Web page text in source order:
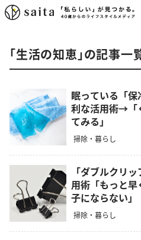
「生活の知恵」の記事一
眠っている「
利な活用術→「
てみる」
掃除・暮らし
「ダブルクリ
用術「もっと
子にならない」
掃除・暮らし